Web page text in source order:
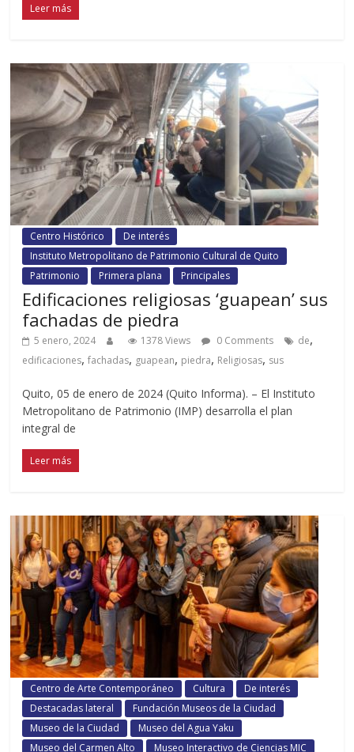
Leer más
Centro Histórico
De interés
Instituto Metropolitano de Patrimonio Cultural de Quito
Patrimonio
Primera plana Principales
Edificaciones religiosas ‘guapean’ sus
fachadas de piedra
5 enero, 2024 1378 Views 0 Comments de,
edificaciones,fachadas, guapean, piedra, Religiosas, sus
Quito, 05 de enero de 2024 (Quito Informa). – El Instituto
Metropolitano de Patrimonio (IMP) desarrolla el plan
integral de
Leer más
Centro de Arte Contemporáneo Cultura
De interés
Destacadas lateral
Fundación Museos de la Ciudad
Museo de la Ciudad
Museo del Agua Yaku
Museo del Carmen Alto
Museo Interactivo de Ciencias MIC